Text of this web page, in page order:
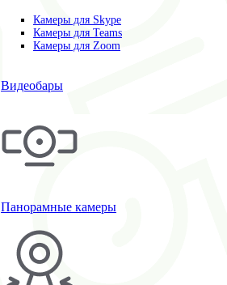
Камеры для Skype
Камеры для Teams
Камеры для Zoom
Видеобары
Панорамные камеры